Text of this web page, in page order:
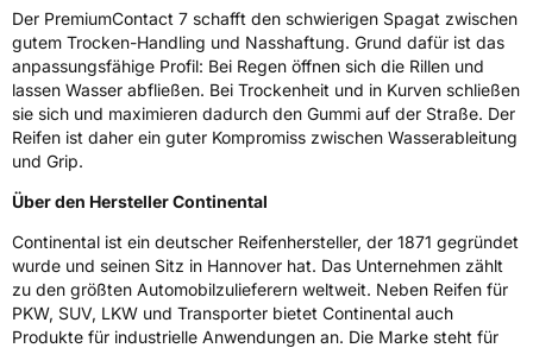
Der PremiumContact 7 schafft den schwierigen Spagat zwischen
gutem Trocken-Handling und Nasshaftung. Grund dafür ist das
anpassungsfähige Profil: Bei Regen öffnen sich die Rillen und
lassen Wasser abfließen. Bei Trockenheit und in Kurven schließen
sie sich und maximieren dadurch den Gummi auf der Straße. Der
Reifen ist daher ein guter Kompromiss zwischen Wasserableitung
und Grip.
Über den Hersteller Continental
Continental ist ein deutscher Reifenhersteller, der 1871 gegründet
wurde und seinen Sitz in Hannover hat. Das Unternehmen zählt
zu den größten Automobilzulieferern weltweit. Neben Reifen für
PKW, SUV, LKW und Transporter bietet Continental auch
Produkte für industrielle Anwendungen an. Die Marke steht für